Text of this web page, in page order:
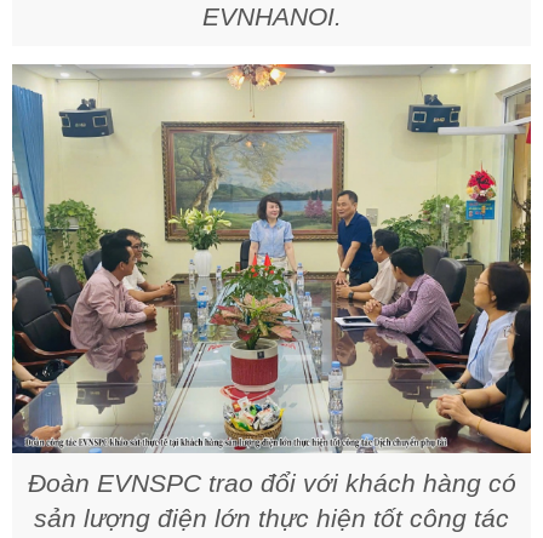
EVNHANOI.
Đoàn EVNSPC trao đổi với khách hàng có
sản lượng điện lớn thực hiện tốt công tác